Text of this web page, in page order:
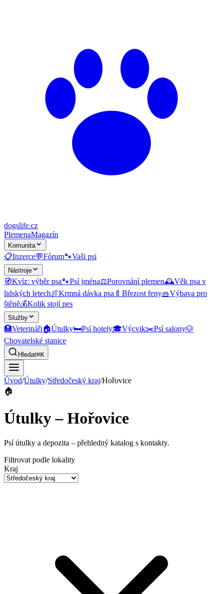
dogslife.cz
PlemenaMagazín
Komunita
📋Inzerce💬Fórum🐾Vaši psi
Nástroje
🧭Kvíz: výběr psa🐾Psí jména⚖️Porovnání plemen🕰️Věk psa v
lidských letech🍖Krmná dávka psa 🍼 Březost feny🧺Výbava pro
štěně💰Kolik stojí pes
Služby
🏥Veterináři🏠Útulky🛏️Psí hotely🎓Výcvik✂️Psí salony🐶
Chovatelské stanice
Hledat⌘K
Úvod/Útulky/Středočeský kraj/Hořovice
🏠
Útulky – Hořovice
Psí útulky a depozita – přehledný katalog s kontakty.
Filtrovat podle lokality
Kraj